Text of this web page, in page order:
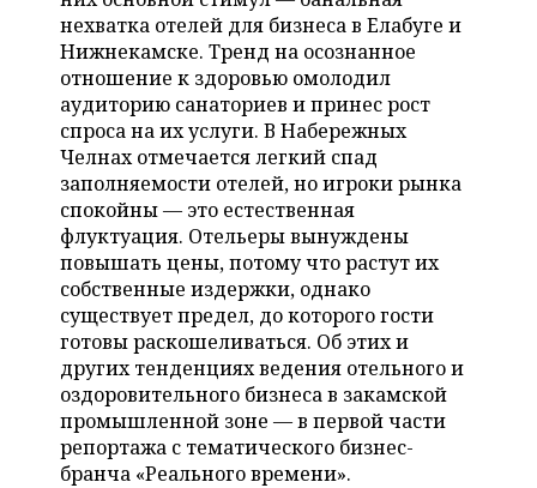
ХОККЕЙ С МЯЧОМ
ПРОИСШЕСТВИЯ
нехватка отелей для бизнеса в Елабуге и
Нижнекамске. Тренд на осознанное
отношение к здоровью омолодил
аудиторию санаториев и принес рост
спроса на их услуги. В Набережных
Челнах отмечается легкий спад
заполняемости отелей, но игроки рынка
спокойны — это естественная
флуктуация. Отельеры вынуждены
повышать цены, потому что растут их
собственные издержки, однако
существует предел, до которого гости
готовы раскошеливаться. Об этих и
других тенденциях ведения отельного и
оздоровительного бизнеса в закамской
промышленной зоне — в первой части
репортажа с тематического бизнес-
бранча «Реального времени».